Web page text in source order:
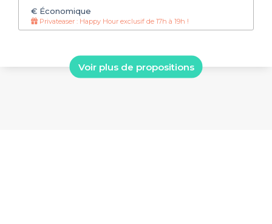
€ Économique
Privateaser : Happy Hour exclusif de 17h à 19h !
Voir plus de propositions